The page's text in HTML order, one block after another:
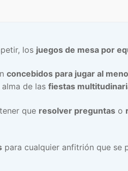
los juegos de mesa por
concebidos para jugar al
de las fiestas
que resolver preguntas o
para cualquier anfitrión que se